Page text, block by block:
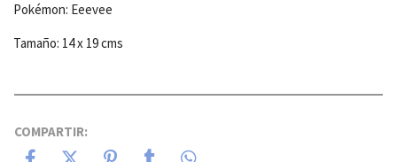
Pokémon: Eeevee
Tamaño: 14 x 19 cms
COMPARTIR: